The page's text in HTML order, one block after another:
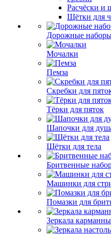
Расчёски и
Щётки для
Дорожные
Мочалки
Пемза
Скребки для
Тёрки для пяток
Шапочки для
Щётки для тела
Бритвенные
Машинки для
Помазки для
Зеркала